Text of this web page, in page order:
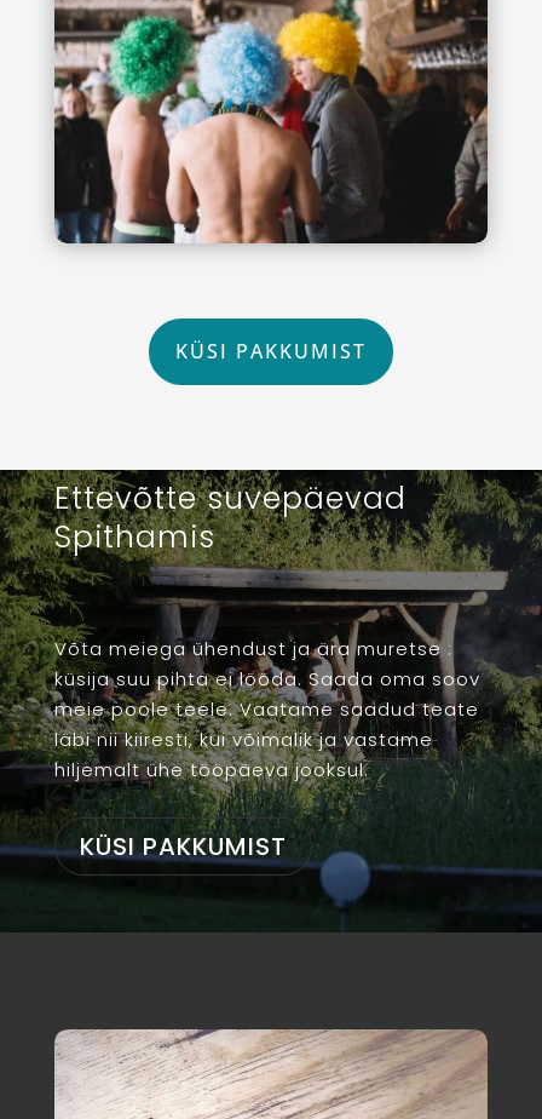
KÜSI PAKKUMIST
Ettevõtte suvepäevad
Spithamis
Võta meiega ühendust ja ära muretse :
küsija suu pihta ei lööda. Saada oma soov
meie poole teele. Vaatame saadud teate
läbi nii kiiresti, kui võimalik ja vastame
hiljemalt ühe tööpäeva jooksul.
KÜSI PAKKUMIST